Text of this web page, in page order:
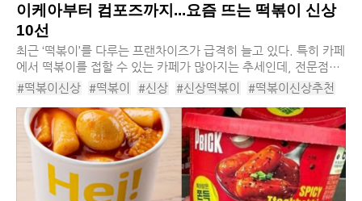
이케아부터 컴포즈까지...요즘 뜨는 떡볶이 신상
10선
최근 ‘떡볶이’를 다루는 프랜차이즈가 급격히 늘고 있다. 특히 카페
에서 떡볶이를 접할 수 있는 카페가 많아지는 추세인데, 전문점간
경쟁이 심화된 데다 원두 가격 상승과 고환율 부담이 겹치면서 차
#떡볶이신상 #떡볶이 #신상 #신상떡볶이
#떡볶이신상추천
#떡볶이신상종류 #신상떡볶이추천 #떡볶이종류
#이케아떡볶이
#스텔라냉떡볶이 #저당떡참떡볶이
#카페인중독마라컵떡볶이 #오뚜기컵떡볶이